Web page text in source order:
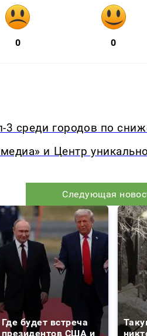
0 0
3 среди городов по
и Центр
Следующая
Где будет встреча
президентов США и